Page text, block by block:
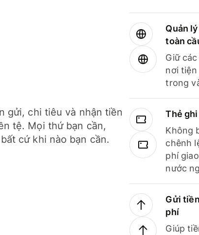
gửi, chi tiêu và nhận tiền
tệ. Mọi thứ bạn cần,
cứ khi nào bạn cần.
Quản
toàn
Giữ
nơi tiện
trong
Thẻ
Không
chênh
phí
nước
Gửi
phí
Giúp